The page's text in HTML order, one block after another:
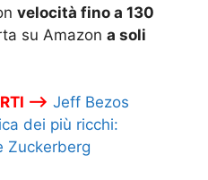
velocità fino a 130
su Amazon a soli
–> Jeff Bezos
dei più ricchi:
Zuckerberg